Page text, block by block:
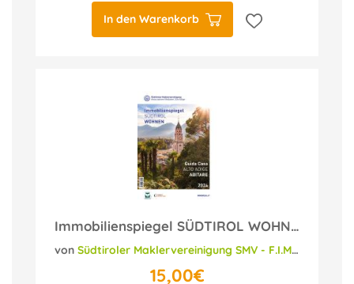
In den Warenkorb
Immobilienspiegel SÜDTIROL WOHNEN - Guida Casa ALTO ADIGE ABITARE 2024
von Südtiroler Maklervereinigung SMV - F.I.M.A.A. Bolzano
15,00€